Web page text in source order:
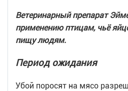
Ветеринарный препарат
применению птицам, чьё
пищу людям.
Период ожидания
Убой поросят на мясо